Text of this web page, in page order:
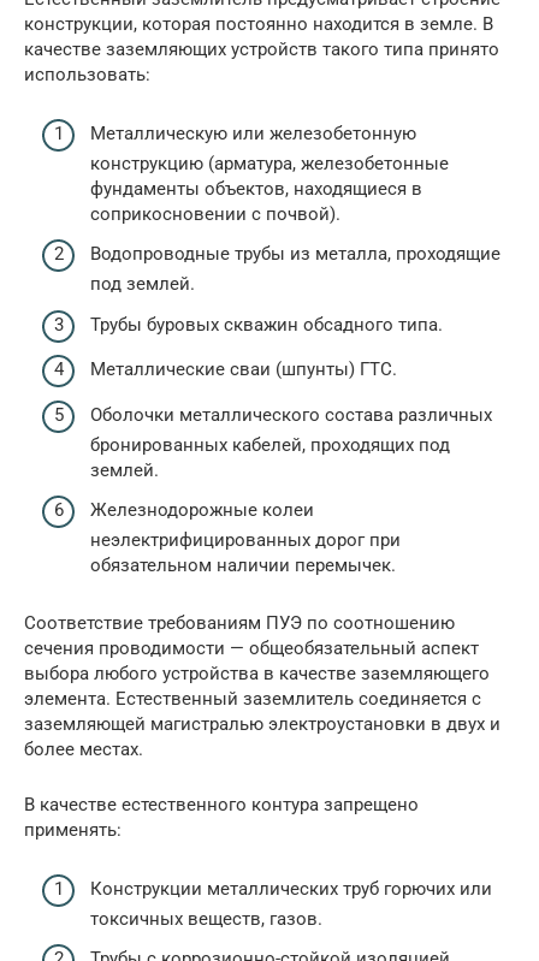
конструкции, которая постоянно находится в земле. В
качестве заземляющих устройств такого типа принято
использовать:
Металлическую или железобетонную
конструкцию (арматура, железобетонные
фундаменты объектов, находящиеся в
соприкосновении с почвой).
Водопроводные трубы из металла, проходящие
под землей.
Трубы буровых скважин обсадного типа.
Металлические сваи (шпунты) ГТС.
Оболочки металлического состава различных
бронированных кабелей, проходящих под
землей.
Железнодорожные колеи
неэлектрифицированных дорог при
обязательном наличии перемычек.
Соответствие требованиям ПУЭ по соотношению
сечения проводимости — общеобязательный аспект
выбора любого устройства в качестве заземляющего
элемента. Естественный заземлитель соединяется с
заземляющей магистралью электроустановки в двух и
более местах.
В качестве естественного контура запрещено
применять:
Конструкции металлических труб горючих или
токсичных веществ, газов.